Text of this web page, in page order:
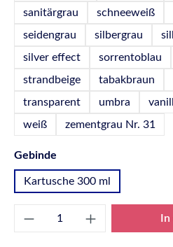
sanitärgrau
schneeweiß
seidengrau
silbergrau
silver effect
sorrentoblau
strandbeige
tabakbraun
transparent
umbra
weiß
zementgrau Nr. 31
Gebinde
Kartusche 300 ml
Produkt Anzahl: Gib